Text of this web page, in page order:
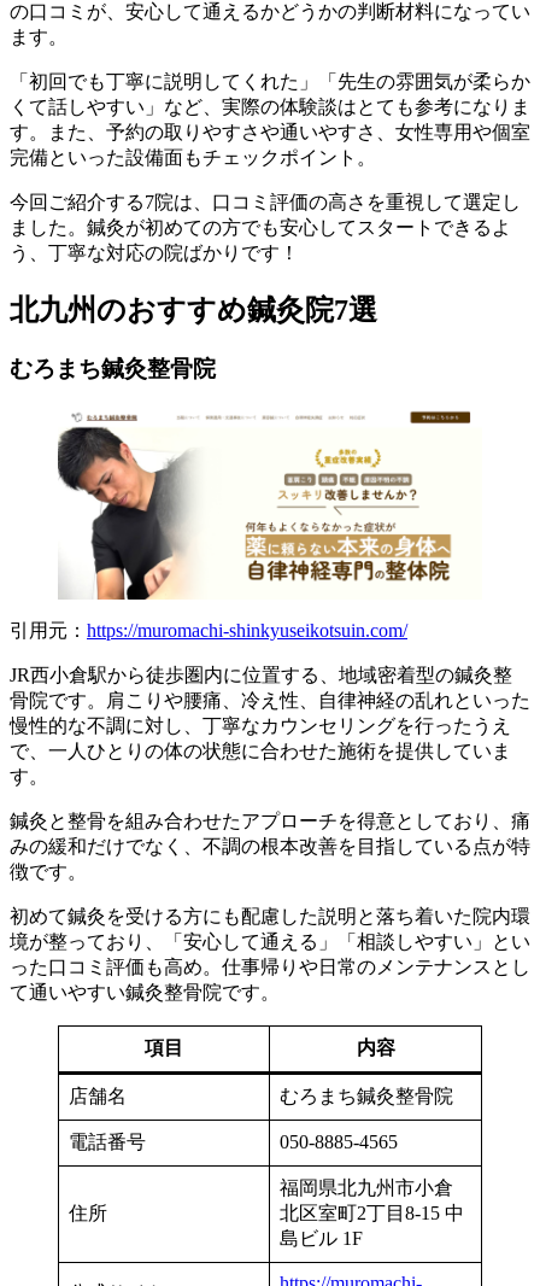
の口コミが、安心して通えるかどうかの判断材料になってい
ます。
「初回でも丁寧に説明してくれた」「先生の雰囲気が柔らか
くて話しやすい」など、実際の体験談はとても参考になりま
す。また、予約の取りやすさや通いやすさ、女性専用や個室
完備といった設備面もチェックポイント。
今回ご紹介する7院は、口コミ評価の高さを重視して選定し
ました。鍼灸が初めての方でも安心してスタートできるよ
う、丁寧な対応の院ばかりです！
北九州のおすすめ鍼灸院7選
むろまち鍼灸整骨院
引用元： https://muromachi-shinkyuseikotsuin.com/
JR西小倉駅から徒歩圏内に位置する、地域密着型の鍼灸整
骨院です。肩こりや腰痛、冷え性、自律神経の乱れといった
慢性的な不調に対し、丁寧なカウンセリングを行ったうえ
で、一人ひとりの体の状態に合わせた施術を提供していま
す。
鍼灸と整骨を組み合わせたアプローチを得意としており、痛
みの緩和だけでなく、不調の根本改善を目指している点が特
徴です。
初めて鍼灸を受ける方にも配慮した説明と落ち着いた院内環
境が整っており、「安心して通える」「相談しやすい」とい
った口コミ評価も高め。仕事帰りや日常のメンテナンスとし
て通いやすい鍼灸整骨院です。
項目 内容
店舗名 むろまち鍼灸整骨院
電話番号 050-8885-4565
住所
福岡県北九州市小倉
北区室町2丁目8-15 中
島ビル 1F